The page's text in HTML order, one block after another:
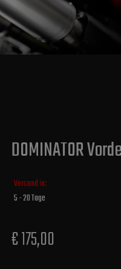
DOMINATOR
Versand in:
5 - 20 Tage
€ 175,00